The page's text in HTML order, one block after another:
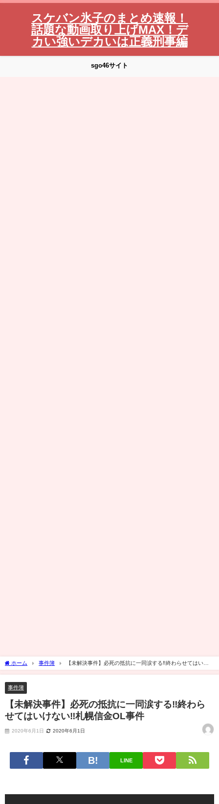
スケバン氷子のまとめ速報！
話題な動画取り上げMAX！デ
カい強いデカいは正義刑事編
sgo46サイト
ホーム 事件簿
【未解決事件】必死の抵抗に一同涙する‼終わらせてはいけ
ない‼札幌信金OL事件
事件簿
【未解決事件】必死の抵抗に一同涙する‼終わら
せてはいけない‼札幌信金OL事件
2020年6月1日 2020年6月1日
LINE